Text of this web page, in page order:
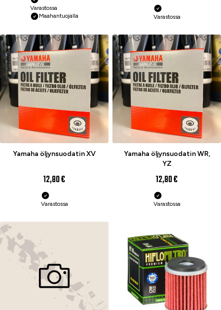
Varastossa
Maahantuojalla
Varastossa
Yamaha öljynsuodatin XV
12,80 €
Varastossa
Yamaha öljynsuodatin WR,
YZ
12,80 €
Varastossa